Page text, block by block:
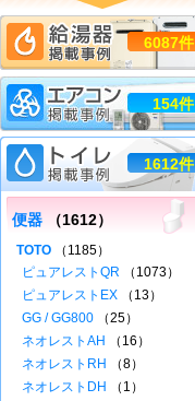
6087件
154件
1612件
便器 （1612）
TOTO （1185）
ピュアレストQR （1073）
ピュアレストEX （13）
GG / GG800 （25）
ネオレストAH
（16）
ネオレストRH
（8）
ネオレストDH
（1）